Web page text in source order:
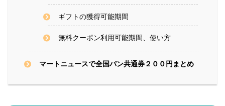
ギフトの獲得可能期間
無料クーポン利用可能期間、使い方
マートニュースで全国パン共通券２００円まとめ